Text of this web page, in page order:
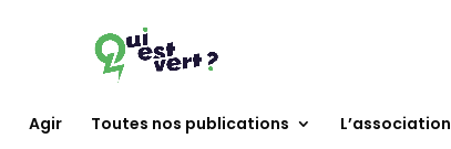
Agir Toutes nos publications L’association